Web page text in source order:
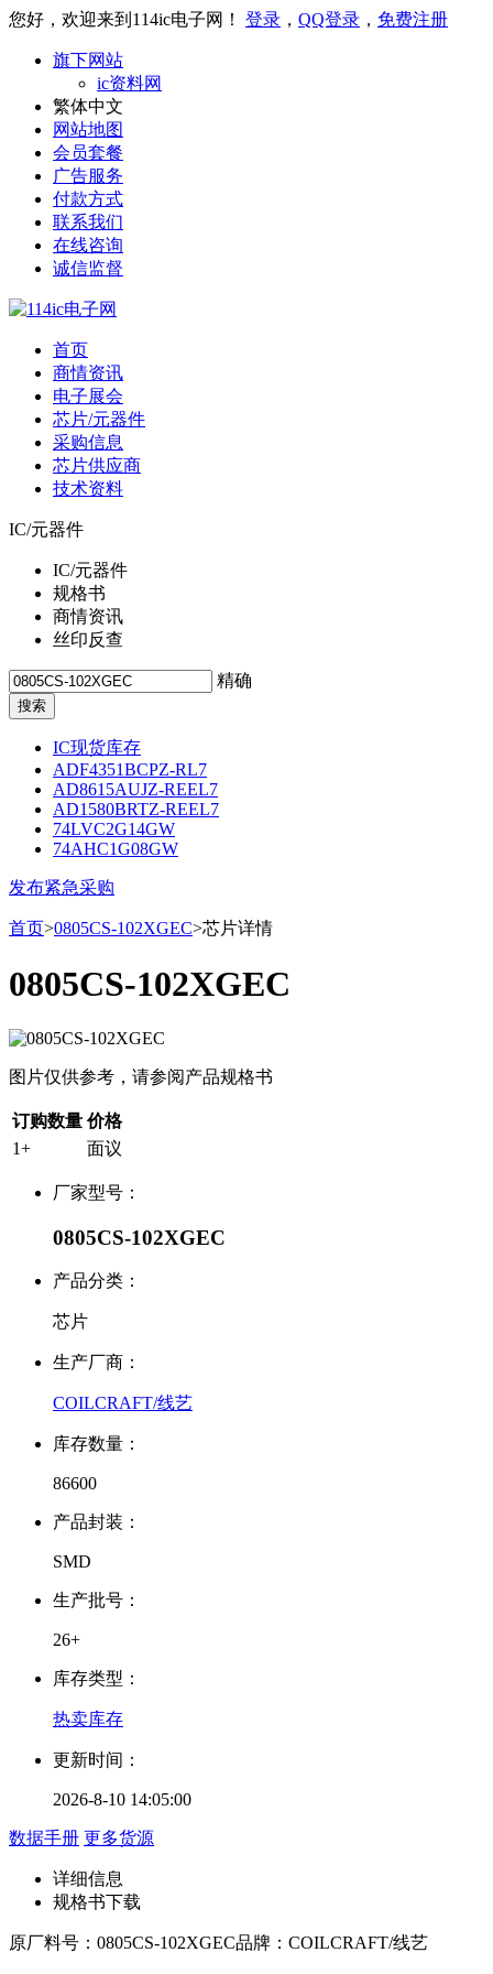
您好，欢迎来到114ic电子网！ 登录 ， QQ登录 ， 免费注册
旗下网站
ic资料网
繁体中文
网站地图
会员套餐
广告服务
付款方式
联系我们
在线咨询
诚信监督
首页
商情资讯
电子展会
芯片/元器件
采购信息
芯片供应商
技术资料
IC/元器件
IC/元器件
规格书
商情资讯
丝印反查
精确
IC现货库存
ADF4351BCPZ-RL7
AD8615AUJZ-REEL7
AD1580BRTZ-REEL7
74LVC2G14GW
74AHC1G08GW
发布紧急采购
首页>0805CS-102XGEC>芯片详情
0805CS-102XGEC
图片仅供参考，请参阅产品规格书
订购数量 价格
1+
面议
厂家型号：
0805CS-102XGEC
产品分类：
芯片
生产厂商：
COILCRAFT/线艺
库存数量：
86600
产品封装：
SMD
生产批号：
26+
库存类型：
热卖库存
更新时间：
2026-8-10 14:05:00
数据手册 更多货源
详细信息
规格书下载
原厂料号： 0805CS-102XGEC品牌： COILCRAFT/线艺